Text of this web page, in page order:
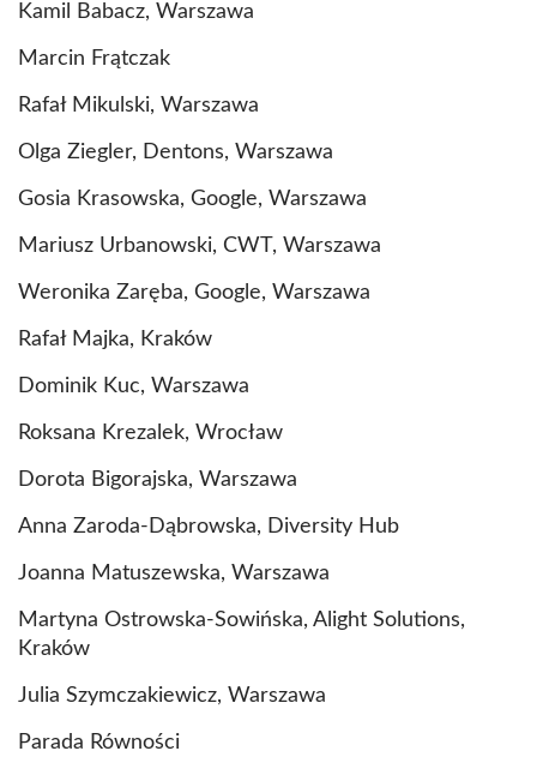
Kamil Babacz, Warszawa
Marcin Frątczak
Rafał Mikulski, Warszawa
Olga Ziegler, Dentons, Warszawa
Gosia Krasowska, Google, Warszawa
Mariusz Urbanowski, CWT, Warszawa
Weronika Zaręba, Google, Warszawa
Rafał Majka, Kraków
Dominik Kuc, Warszawa
Roksana Krezalek, Wrocław
Dorota Bigorajska, Warszawa
Anna Zaroda-Dąbrowska, Diversity Hub
Joanna Matuszewska, Warszawa
Martyna Ostrowska-Sowińska, Alight Solutions,
Kraków
Julia Szymczakiewicz, Warszawa
Parada Równości